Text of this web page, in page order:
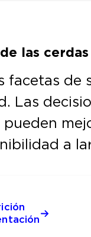
las
facetas
Las
a